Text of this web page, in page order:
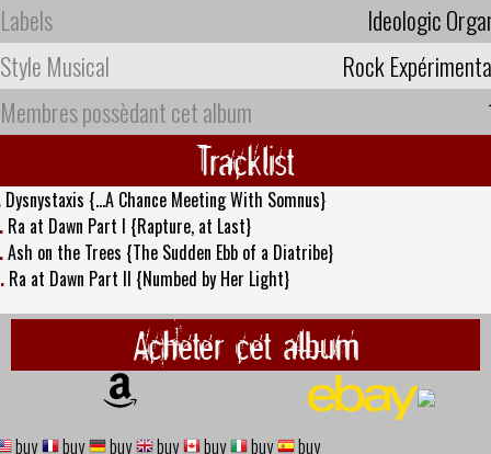
Labels
Ideologic
Style Musical
Rock
Membres possèdant cet album
Tracklist
Dysnystaxis {...A Chance Meeting With Somnus}
Ra at Dawn Part I {Rapture, at Last}
Ash on the Trees {The Sudden Ebb of a Diatribe}
Ra at Dawn Part II {Numbed by Her Light}
Acheter cet album
buy buy buy buy buy buy buy